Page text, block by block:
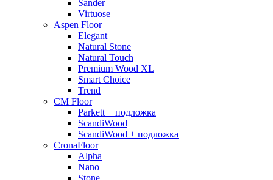
Sander
Virtuose
Aspen Floor
Elegant
Natural Stone
Natural Touch
Premium Wood XL
Smart Choice
Trend
CM Floor
Parkett + подложка
ScandiWood
ScandiWood + подложка
CronaFloor
Alpha
Nano
Stone